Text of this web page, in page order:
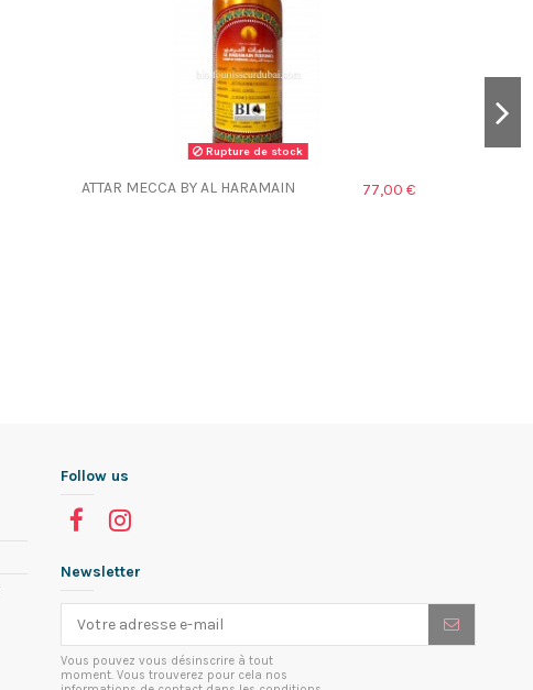
Rupture de stock
ATTAR MECCA BY AL HARAMAIN 77,00 €
Follow us
Newsletter
Vous pouvez vous désinscrire à tout
moment. Vous trouverez pour cela nos